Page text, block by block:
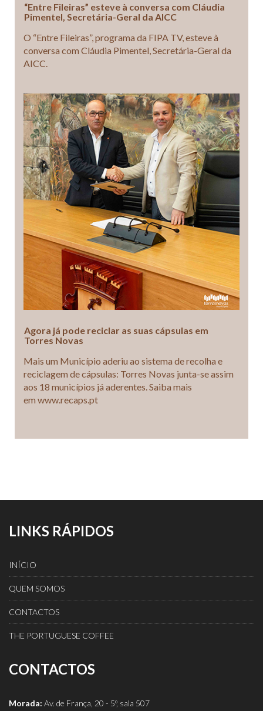
“Entre Fileiras” esteve à conversa com Cláudia
Pimentel, Secretária-Geral da AICC
O “Entre Fileiras”, programa da FIPA TV, esteve à
conversa com Cláudia Pimentel, Secretária-Geral da
AICC.
Agora já pode reciclar as suas cápsulas em
Torres Novas
Mais um Município aderiu ao sistema de recolha e
reciclagem de cápsulas: Torres Novas junta-se assim
aos 18 municípios já aderentes. Saiba mais
em www.recaps.pt
LINKS RÁPIDOS
INÍCIO
QUEM SOMOS
CONTACTOS
THE PORTUGUESE COFFEE
CONTACTOS
Morada: Av. de França, 20 - 5º, sala 507